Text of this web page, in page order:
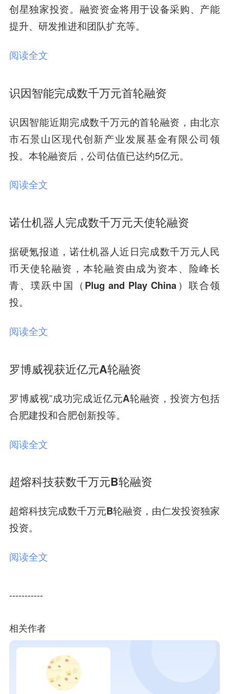
创星独家投资。融资资金将用于设备采购、产能
提升、研发推进和团队扩充等。
阅读全文
识因智能完成数千万元首轮融资
识因智能近期完成数千万元的首轮融资，由北京
市石景山区现代创新产业发展基金有限公司领
投。 本轮融资后，公司估值已达约5亿元。
阅读全文
诺仕机器人完成数千万元天使轮融资
据硬氪报道，诺仕机器人近日完成数千万元人民
币天使轮融资，本轮融资由成为资本、险峰长
青、璞跃中国（Plug and Play China）联合领
投。
阅读全文
罗博威视获近亿元A轮融资
罗博威视”成功完成近亿元A轮融资，投资方包括
合肥建投和合肥创新投等。
阅读全文
超熔科技获数千万元B轮融资
超熔科技完成数千万元B轮融资，由仁发投资独家
投资。
阅读全文
-----------
相关作者